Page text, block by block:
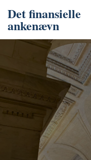
Det finansielle
ankenævn